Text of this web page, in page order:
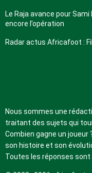
Le Raja avance pour
encore l’opération
Radar actus Africafoot :
Nous sommes une
traitant des sujets qui
Combien gagne un joueur
son histoire et son
Toutes les réponses sont